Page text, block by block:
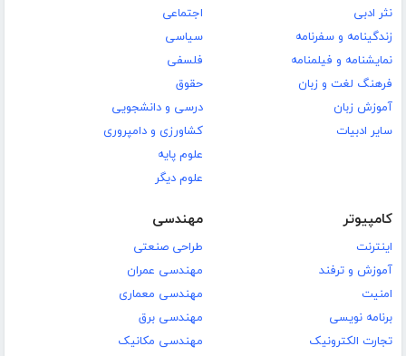
نثر ادبی
زندگینامه و سفرنامه
نمایشنامه و فیلمنامه
فرهنگ لغت و زبان
آموزش زبان
سایر ادبیات
اجتماعی
سیاسی
فلسفی
حقوق
درسی و دانشجویی
کشاورزی و دامپروری
علوم پایه
علوم دیگر
کامپیوتر
اینترنت
آموزش و ترفند
امنیت
برنامه نویسی
تجارت الکترونیک
مهندسی
طراحی صنعتی
مهندسی عمران
مهندسی معماری
مهندسی برق
مهندسی مکانیک